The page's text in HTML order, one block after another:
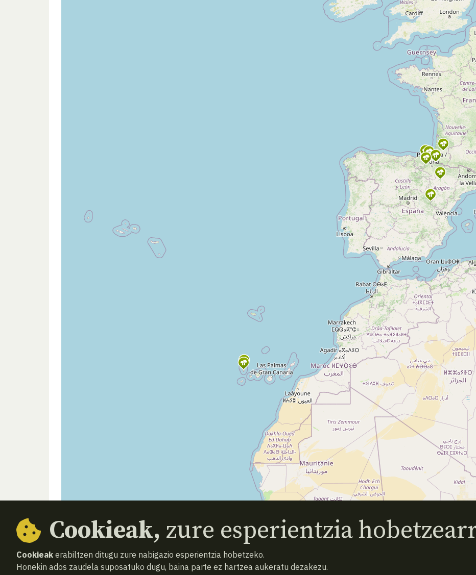
Cookieak, zure esperientzia
Cookieak erabiltzen ditugu zure nabigazio esperientzia hobetzeko.
Honekin ados zaudela suposatuko dugu, baina parte ez hartzea aukeratu dezakezu.